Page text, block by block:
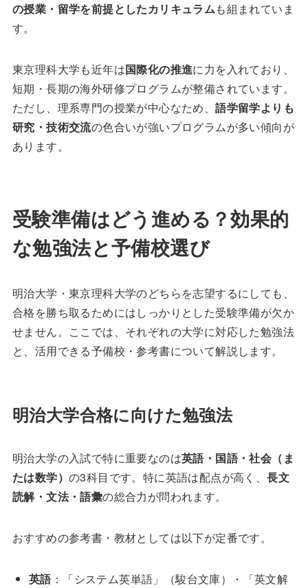
の授業・留学を前提としたカリキュラムも組まれていま
す。
東京理科大学も近年は国際化の推進に力を入れており、
短期・長期の海外研修プログラムが整備されています。
ただし、理系専門の授業が中心なため、語学留学よりも
研究・技術交流の色合いが強いプログラムが多い傾向が
あります。
受験準備はどう進める？効果的
な勉強法と予備校選び
明治大学・東京理科大学のどちらを志望するにしても、
合格を勝ち取るためにはしっかりとした受験準備が欠か
せません。ここでは、それぞれの大学に対応した勉強法
と、活用できる予備校・参考書について解説します。
明治大学合格に向けた勉強法
明治大学の入試で特に重要なのは英語・国語・社会（ま
たは数学） の3科目です。特に英語は配点が高く、長文
読解・文法・語彙の総合力が問われます。
おすすめの参考書・教材としては以下が定番です。
英語：「システム英単語」（駿台文庫）・「英文解